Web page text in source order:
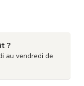
?
au vendredi de